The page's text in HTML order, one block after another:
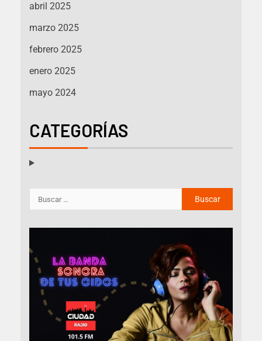
abril 2025
marzo 2025
febrero 2025
enero 2025
mayo 2024
CATEGORÍAS